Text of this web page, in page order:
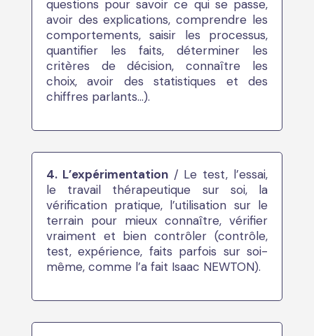
questions pour savoir ce qui se passe,
avoir des explications, comprendre les
comportements, saisir les processus,
quantifier les faits, déterminer les
critères de décision, connaître les
choix, avoir des statistiques et des
chiffres parlants…).
4. L’expérimentation/ Le test, l’essai,
le travail thérapeutique sur soi, la
vérification pratique, l’utilisation sur le
terrain pour mieux connaître, vérifier
vraiment et bien contrôler (contrôle,
test, expérience, faits parfois sur soi-
même, comme l’a fait Isaac NEWTON).